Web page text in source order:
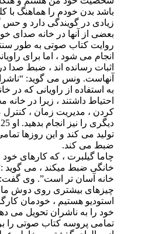
باشد بدن خودم را هماهنگ با
زیادی در گویندگی دارد و حس
بعضی از آنها در خانه صدای
روایت کتاب صوتی به طور
انجام می شود ، اما برای
اثبات رسانده اند ، ضبط صدا
آنهاست. ونس می گوید:
به استفاده از راویانی که در
احتیاط داشتند ، زیرا در خانه
کردن ، مدیریت زمان ،
تولید می کند و این روزها
ضبط می کند.
چاما گیلبرت ، که کارهای
خانگی ضبط میکند ، می گوید :”
خانه آسان تر است”. وی گفت:
چیزهای بیشتری روی دوش
استودیو هستیم ، خودمان
خود را به ناشران تحویل می
تمامی پروسه کتاب صوتی را